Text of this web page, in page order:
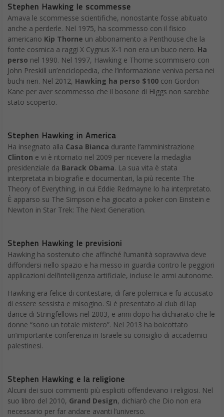
Stephen Hawking le scommesse
Amava le scommesse scientifiche, nonostante fosse abituato
anche a perderle. Nel 1975, ha scommesso con il fisico
americano Kip Thorne un abbonamento a Penthouse che la
fonte cosmica a raggi X Cygnus X-1 non era un buco nero. Ha
perso nel 1990. Nel 1997, Hawking e Thorne scommisero con
John Preskill un’enciclopedia, che l’informazione veniva persa nei
buchi neri. Nel 2012, Hawking ha perso $100 con Gordon
Kane per aver scommesso che il bosone di Higgs non sarebbe
stato scoperto.
Stephen Hawking in America
Ha insegnato alla Casa Bianca durante l’amministrazione
Clinton e vi è ritornato nel 2009 per ricevere la medaglia
presidenziale da Barack Obama. La sua vita è stata
interpretata in biografie e documentari, la più recente The
Theory of Everything, in cui Eddie Redmayne lo ha interpretato.
È apparso su The Simpson e ha giocato a poker con Einstein e
Newton in Star Trek: The Next Generation.
Stephen Hawking le previsioni
Hawking ha sostenuto che affinché l’umanità sopravviva deve
diffondersi nello spazio e ha messo in guardia contro le peggiori
applicazioni dell’intelligenza artificiale, incluse le armi autonome.
Hawking era felice di contestare, di fare polemica e fu accusato
di essere sessista e misogino. Si è presentato al club di lap
dance di Stringfellows nel 2003, e anni dopo ha dichiarato che le
donne “sono un totale mistero”. Nel 2013 ha boicottato
un’importante conferenza in Israele su consiglio di accademici
palestinesi.
Stephen Hawking e la religione
Alcuni dei suoi commenti più espliciti offendevano i religiosi. Nel
suo libro del 2010, Grand Design, dichiarò che Dio non era
necessario per far andare avanti l’universo.